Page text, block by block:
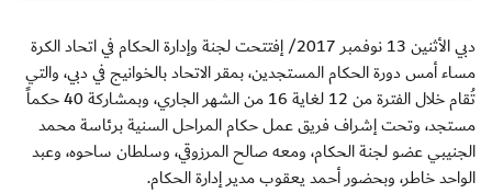
دبي الأثنين 13 نوفمبر 2017/ إفتتحت لجنة وإدارة الحكام في اتحاد الكرة
مساء أمس دورة الحكام المستجدين، بمقر الاتحاد بالخوانيج في دبي، والتي
تُقام خلال الفترة من 12 لغاية 16 من الشهر الجاري، وبمشاركة 40 حكماً
مستجد، وتحت إشراف فريق عمل حكام المراحل السنية برئاسة محمد
الجنيبي عضو لجنة الحكام، ومعه صالح المرزوقي، وسلطان ساحوه، وعبد
الواحد خاطر، وبحضور أحمد يعقوب مدير إدارة الحكام.